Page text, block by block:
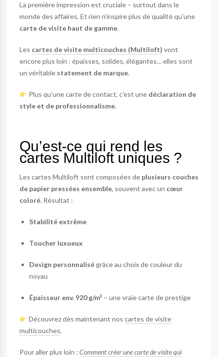
La première impression est cruciale – surtout dans le
monde des affaires. Et rien n’inspire plus de qualité qu’une
carte de visite haut de gamme.
Les cartes de visite multicouches (Multiloft) vont
encore plus loin : épaisses, solides, élégantes… elles sont
un véritable statement de marque.
Plus qu’une carte de contact, c’est une déclaration de
style et de professionnalisme.
Qu’est-ce qui rend les
cartes Multiloft uniques ?
Les cartes Multiloft sont composées de plusieurs couches
de papier pressées ensemble, souvent avec un cœur
coloré. Résultat :
Stabilité extrême
Toucher luxueux
Design personnalisé grâce au choix de couleur du
noyau
Épaisseur env. 920 g/m² – une vraie carte de prestige
Découvrez dès maintenant nos cartes de visite
multicouches.
Pour aller plus loin : Comment créer une carte de visite qui